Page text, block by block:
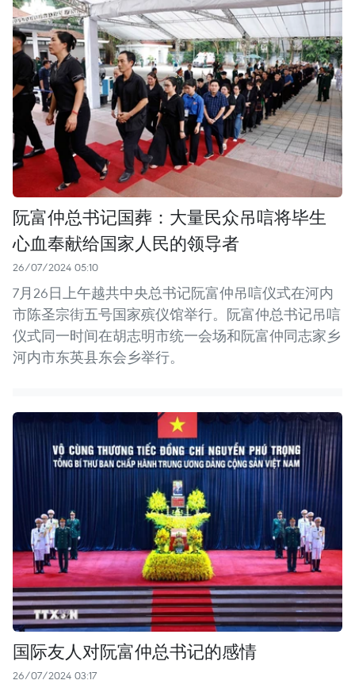
阮富仲总书记国葬：大量民众吊唁将毕生
心血奉献给国家人民的领导者
26/07/2024 05:10
7月26日上午越共中央总书记阮富仲吊唁仪式在河内
市陈圣宗街五号国家殡仪馆举行。阮富仲总书记吊唁
仪式同一时间在胡志明市统一会场和阮富仲同志家乡
河内市东英县东会乡举行。
国际友人对阮富仲总书记的感情
26/07/2024 03:17